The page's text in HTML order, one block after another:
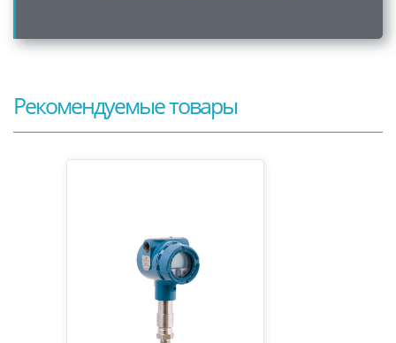
Рекомендуемые товары